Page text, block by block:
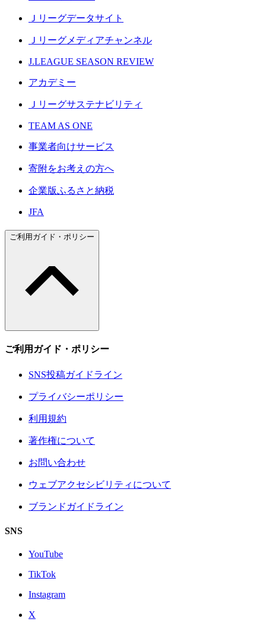
Ｊリーグデータサイト
Ｊリーグメディアチャンネル
J.LEAGUE SEASON REVIEW
アカデミー
Ｊリーグサステナビリティ
TEAM AS ONE
事業者向けサービス
寄附をお考えの方へ
企業版ふるさと納税
JFA
ご利用ガイド・ポリシー
ご利用ガイド・ポリシー
SNS投稿ガイドライン
プライバシーポリシー
利用規約
著作権について
お問い合わせ
ウェブアクセシビリティについて
ブランドガイドライン
SNS
YouTube
TikTok
Instagram
X